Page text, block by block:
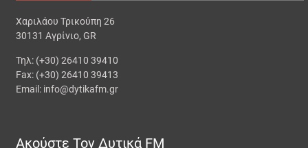
Χαριλάου Τρικούπη 26
30131 Αγρίνιο, GR
Τηλ: (+30) 26410 39410
Fax: (+30) 26410 39413
Email: info@dytikafm.gr
Ακούστε Τον Δυτικά FM